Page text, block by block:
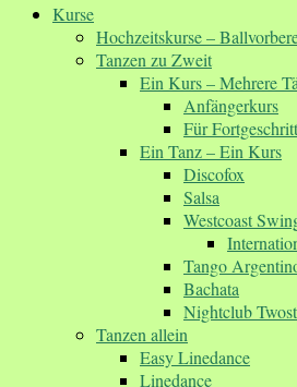
Kurse
Hochzeitskurse –
Tanzen zu Zweit
Ein Kurs – Mehrere
Anfängerkurs
Für
Ein Tanz – Ein Kurs
Discofox
Salsa
Westcoast
Tango
Bachata
Nightclub
Tanzen allein
Easy Linedance
Linedance